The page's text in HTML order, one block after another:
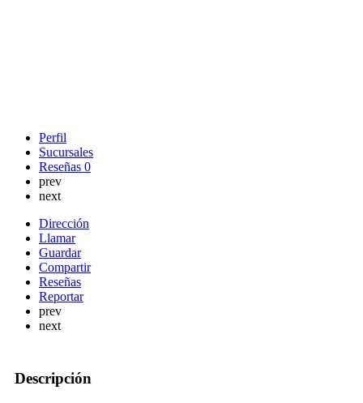
Perfil
Sucursales
Reseñas 0
prev
next
Dirección
Llamar
Guardar
Compartir
Reseñas
Reportar
prev
next
Descripción